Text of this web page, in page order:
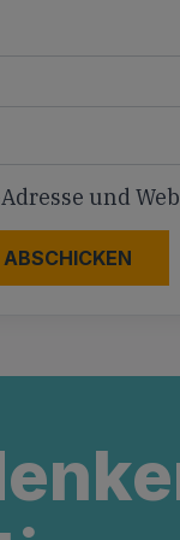
und